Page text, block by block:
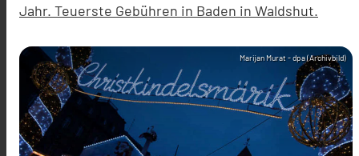
Jahr. Teuerste Gebühren in Baden in Waldshut.
Marijan Murat - dpa (Archivbild)